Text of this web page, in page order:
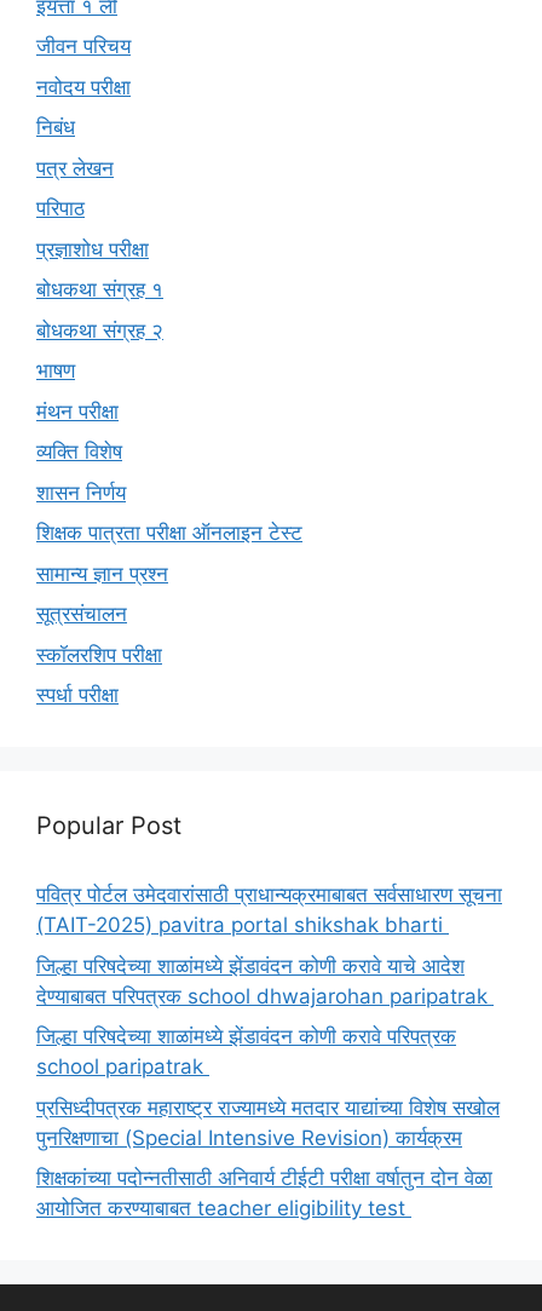
इयत्ता १ ली
जीवन परिचय
नवोदय परीक्षा
निबंध
पत्र लेखन
परिपाठ
प्रज्ञाशोध परीक्षा
बोधकथा संग्रह १
बोधकथा संग्रह २
भाषण
मंथन परीक्षा
व्यक्ति विशेष
शासन निर्णय
शिक्षक पात्रता परीक्षा ऑनलाइन टेस्ट
सामान्य ज्ञान प्रश्न
सूत्रसंचालन
स्कॉलरशिप परीक्षा
स्पर्धा परीक्षा
Popular Post
पवित्र पोर्टल उमेदवारांसाठी प्राधान्यक्रमाबाबत सर्वसाधारण सूचना
(TAIT-2025) pavitra portal shikshak bharti
जिल्हा परिषदेच्या शाळांमध्ये झेंडावंदन कोणी करावे याचे आदेश
देण्याबाबत परिपत्रक school dhwajarohan paripatrak
जिल्हा परिषदेच्या शाळांमध्ये झेंडावंदन कोणी करावे परिपत्रक
school paripatrak
प्रसिध्दीपत्रक महाराष्ट्र राज्यामध्ये मतदार याद्यांच्या विशेष सखोल
पुनरिक्षणाचा (Special Intensive Revision) कार्यक्रम
शिक्षकांच्या पदोन्नतीसाठी अनिवार्य टीईटी परीक्षा वर्षातुन दोन वेळा
आयोजित करण्याबाबत teacher eligibility test